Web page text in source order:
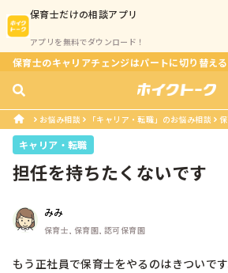
保育士だけの相談アプリ
アプリを無料でダウンロード！
保育士のキャリアチェンジはパートに切り替え
お悩み相談 「キャリア・転職」のお悩み相談
キャリア・転職
担任を持ちたくないです
みみ
保育士, 保育園, 認可保育園
もう正社員で保育士をやるのはきついです